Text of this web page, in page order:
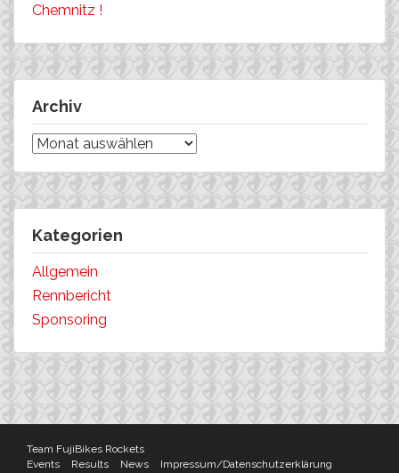
Chemnitz !
Archiv
Archiv
Kategorien
Allgemein
Rennbericht
Sponsoring
Team FujiBikes Rockets
Events
Results News Impressum/Datenschutzerklärung